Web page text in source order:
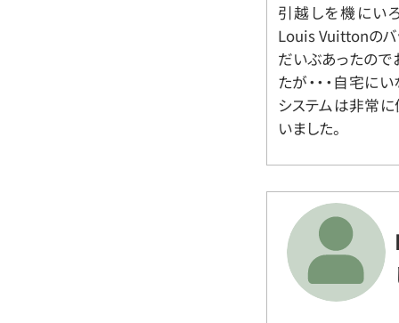
引越しを機にい
Louis Vuittonのバ
だいぶあったので
たが・・・自宅に
システムは非常に
いました。